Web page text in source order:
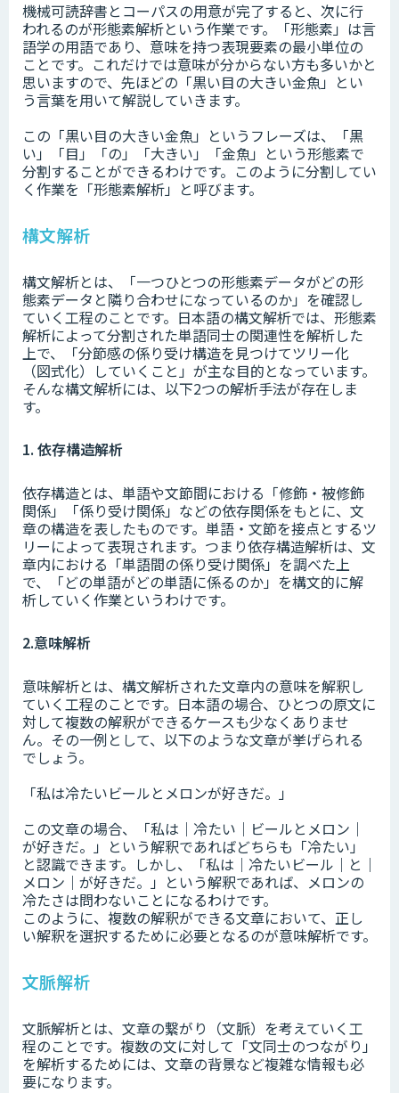
機械可読辞書とコーパスの用意が完了すると、次に行
われるのが形態素解析という作業です。「形態素」は言
語学の用語であり、意味を持つ表現要素の最小単位の
ことです。これだけでは意味が分からない方も多いかと
思いますので、先ほどの「黒い目の大きい金魚」とい
う言葉を用いて解説していきます。
この「黒い目の大きい金魚」というフレーズは、「黒
い」「目」「の」「大きい」「金魚」という形態素で
分割することができるわけです。このように分割してい
く作業を「形態素解析」と呼びます。
構文解析
構文解析とは、「一つひとつの形態素データがどの形
態素データと隣り合わせになっているのか」を確認し
ていく工程のことです。日本語の構文解析では、形態素
解析によって分割された単語同士の関連性を解析した
上で、「分節感の係り受け構造を見つけてツリー化
（図式化）していくこと」が主な目的となっています。
そんな構文解析には、以下2つの解析手法が存在しま
す。
1. 依存構造解析
依存構造とは、単語や文節間における「修飾・被修飾
関係」「係り受け関係」などの依存関係をもとに、文
章の構造を表したものです。単語・文節を接点とするツ
リーによって表現されます。つまり依存構造解析は、文
章内における「単語間の係り受け関係」を調べた上
で、「どの単語がどの単語に係るのか」を構文的に解
析していく作業というわけです。
2.意味解析
意味解析とは、構文解析された文章内の意味を解釈し
ていく工程のことです。日本語の場合、ひとつの原文に
対して複数の解釈ができるケースも少なくありませ
ん。その一例として、以下のような文章が挙げられる
でしょう。
「私は冷たいビールとメロンが好きだ。」
この文章の場合、「私は｜冷たい｜ビールとメロン｜
が好きだ。」という解釈であればどちらも「冷たい」
と認識できます。しかし、「私は｜冷たいビール｜と｜
メロン｜が好きだ。」という解釈であれば、メロンの
冷たさは問わないことになるわけです。
このように、複数の解釈ができる文章において、正し
い解釈を選択するために必要となるのが意味解析です。
文脈解析
文脈解析とは、文章の繋がり（文脈）を考えていく工
程のことです。複数の文に対して「文同士のつながり」
を解析するためには、文章の背景など複雑な情報も必
要になります。